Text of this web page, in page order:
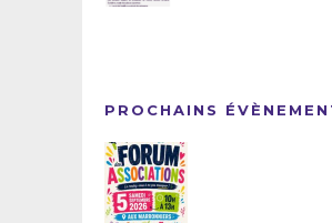
PROCHAINS